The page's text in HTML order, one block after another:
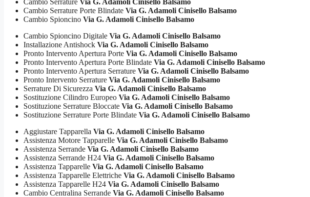
Cambio Serrature Via G. Adamoli Cinisello Balsamo
Cambio Serrature Porte Blindate Via G. Adamoli Cinisello Balsamo
Cambio Spioncino Via G. Adamoli Cinisello Balsamo
Cambio Spioncino Digitale Via G. Adamoli Cinisello Balsamo
Installazione Antishock Via G. Adamoli Cinisello Balsamo
Pronto Intervento Apertura Porte Via G. Adamoli Cinisello Balsamo
Pronto Intervento Apertura Porte Blindate Via G. Adamoli Cinisello Balsamo
Pronto Intervento Apertura Serrature Via G. Adamoli Cinisello Balsamo
Pronto Intervento Serrature Via G. Adamoli Cinisello Balsamo
Serrature Di Sicurezza Via G. Adamoli Cinisello Balsamo
Sostituzione Cilindro Europeo Via G. Adamoli Cinisello Balsamo
Sostituzione Serrature Bloccate Via G. Adamoli Cinisello Balsamo
Sostituzione Serrature Porte Blindate Via G. Adamoli Cinisello Balsamo
Aggiustare Tapparella Via G. Adamoli Cinisello Balsamo
Assistenza Motore Tapparelle Via G. Adamoli Cinisello Balsamo
Assistenza Serrande Via G. Adamoli Cinisello Balsamo
Assistenza Serrande H24 Via G. Adamoli Cinisello Balsamo
Assistenza Tapparelle Via G. Adamoli Cinisello Balsamo
Assistenza Tapparelle Elettriche Via G. Adamoli Cinisello Balsamo
Assistenza Tapparelle H24 Via G. Adamoli Cinisello Balsamo
Cambio Centralina Serrande Via G. Adamoli Cinisello Balsamo